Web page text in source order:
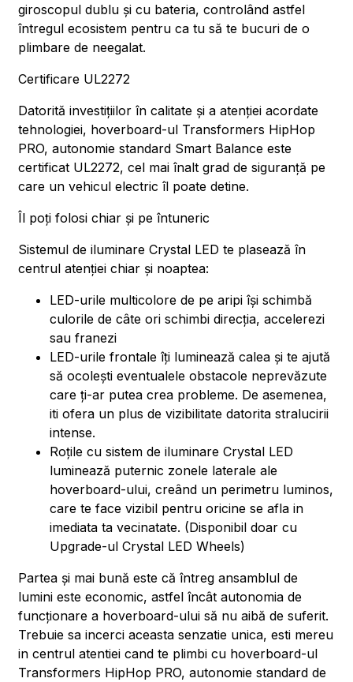
giroscopul dublu și cu bateria, controlând astfel
întregul ecosistem pentru ca tu să te bucuri de o
plimbare de neegalat.
Certificare UL2272
Datorită investițiilor în calitate și a atenției acordate
tehnologiei, hoverboard-ul Transformers HipHop
PRO, autonomie standard Smart Balance este
certificat UL2272, cel mai înalt grad de siguranță pe
care un vehicul electric îl poate detine.
Îl poți folosi chiar și pe întuneric
Sistemul de iluminare Crystal LED te plasează în
centrul atenției chiar și noaptea:
LED-urile multicolore de pe aripi își schimbă
culorile de câte ori schimbi direcția, accelerezi
sau franezi
LED-urile frontale îți luminează calea și te ajută
să ocolești eventualele obstacole neprevăzute
care ți-ar putea crea probleme. De asemenea,
iti ofera un plus de vizibilitate datorita stralucirii
intense.
Roțile cu sistem de iluminare Crystal LED
luminează puternic zonele laterale ale
hoverboard-ului, creând un perimetru luminos,
care te face vizibil pentru oricine se afla in
imediata ta vecinatate. (Disponibil doar cu
Upgrade-ul Crystal LED Wheels)
Partea și mai bună este că întreg ansamblul de
lumini este economic, astfel încât autonomia de
funcționare a hoverboard-ului să nu aibă de suferit.
Trebuie sa incerci aceasta senzatie unica, esti mereu
in centrul atentiei cand te plimbi cu hoverboard-ul
Transformers HipHop PRO, autonomie standard de